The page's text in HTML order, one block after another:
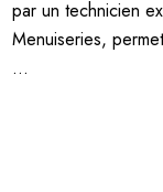
par un technicien
Menuiseries,
...